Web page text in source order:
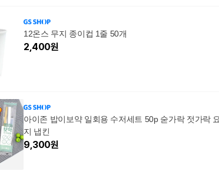
12온스 무지 종이컵 1줄 50개
2,400원
아이존 밥이보약 일회용 수저세트 50p 숟가락 젓가락
지 냅킨
9,300원